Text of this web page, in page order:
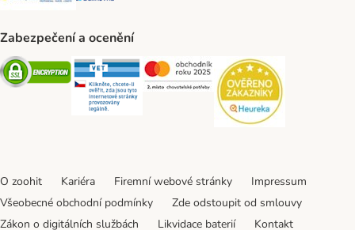
Zabezpečení a ocenění
Security Security Security
O zoohit Kariéra Firemní webové stránky
Impressum
Všeobecné obchodní podmínky
Zde odstoupit od smlouvy
Zákon o digitálních službách
Likvidace baterií Kontakt